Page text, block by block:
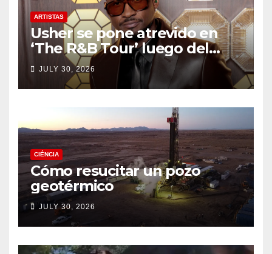
ARTISTAS
Usher se pone atrevido en
‘The R&B Tour’ luego del
drama de un fan
JULY 30, 2026
CIÉNCIA
Cómo resucitar un pozo
geotérmico
JULY 30, 2026